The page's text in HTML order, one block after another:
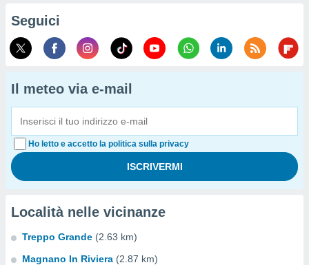
Seguici
Il meteo via e-mail
Ho letto e accetto la politica sulla privacy
Località nelle vicinanze
Treppo Grande (2.63 km)
Magnano In Riviera (2.87 km)